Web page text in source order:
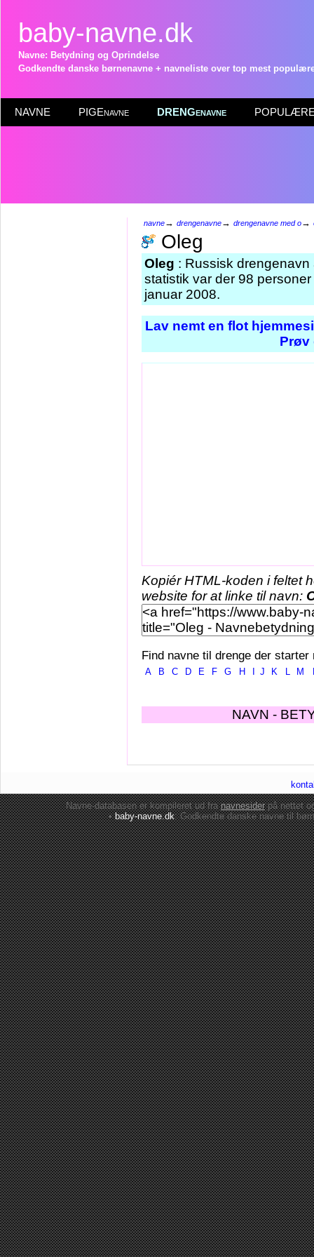
baby-navne.dk
Navne: Betydning og Oprindelse
Godkendte danske børnenavne + navneliste over top mest
NAVNE PIGEnavne DRENGenavne POPULÆRE
navne→ drengenavne→ drengenavne med o→
Oleg
Oleg : Russisk
statistik var der 98
januar 2008.
Lav nemt en flot
Prøv
Kopiér HTML-koden i feltet
website for at linke til navn:
Find navne til drenge der starter
A B C D E F G H J K L M
NAVN -
Navne-databasen er kompileret ud franavnesiderpå nettet
•baby-navne.dk: Godkendte danskenavne til børn